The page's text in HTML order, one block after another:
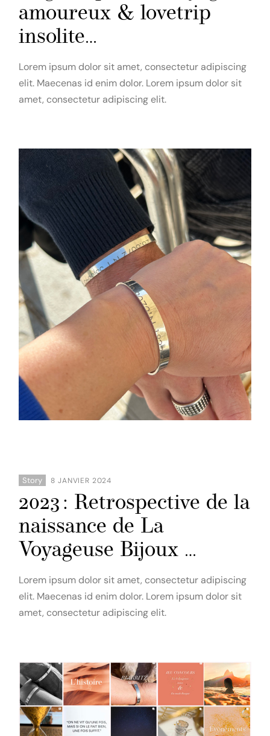
amoureux & lovetrip
insolite…
Lorem ipsum dolor sit amet, consectetur adipiscing
elit. Maecenas id enim dolor. Lorem ipsum dolor sit
amet, consectetur adipiscing elit.
Story 8 JANVIER 2024
2023 : Retrospective de la
naissance de La
Voyageuse Bijoux …
Lorem ipsum dolor sit amet, consectetur adipiscing
elit. Maecenas id enim dolor. Lorem ipsum dolor sit
amet, consectetur adipiscing elit.